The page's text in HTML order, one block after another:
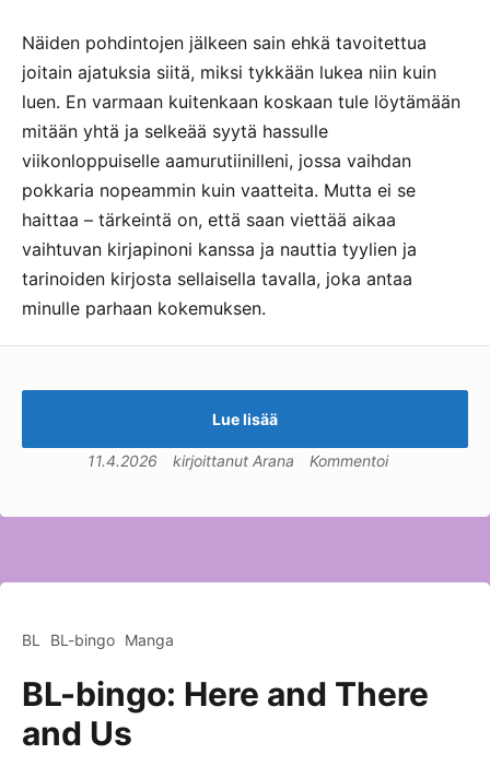
Näiden pohdintojen jälkeen sain ehkä tavoitettua
joitain ajatuksia siitä, miksi tykkään lukea niin kuin
luen. En varmaan kuitenkaan koskaan tule löytämään
mitään yhtä ja selkeää syytä hassulle
viikonloppuiselle aamurutiinilleni, jossa vaihdan
pokkaria nopeammin kuin vaatteita. Mutta ei se
haittaa – tärkeintä on, että saan viettää aikaa
vaihtuvan kirjapinoni kanssa ja nauttia tyylien ja
tarinoiden kirjosta sellaisella tavalla, joka antaa
minulle parhaan kokemuksen.
Lue lisää
11.4.2026 kirjoittanut Arana Kommentoi
BL BL-bingo Manga
BL-bingo: Here and There
and Us